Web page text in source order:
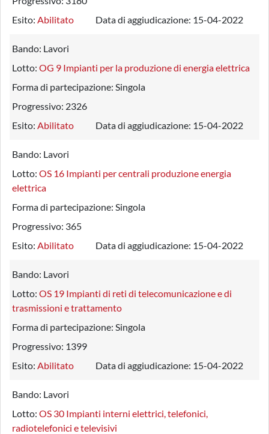
Esito: Abilitato Data di aggiudicazione: 15-04-2022
Bando: Lavori
Lotto: OG 9 Impianti per la produzione di energia elettrica
Forma di partecipazione: Singola
Progressivo: 2326
Esito: Abilitato Data di aggiudicazione: 15-04-2022
Bando: Lavori
Lotto: OS 16 Impianti per centrali produzione energia
elettrica
Forma di partecipazione: Singola
Progressivo: 365
Esito: Abilitato Data di aggiudicazione: 15-04-2022
Bando: Lavori
Lotto: OS 19 Impianti di reti di telecomunicazione e di
trasmissioni e trattamento
Forma di partecipazione: Singola
Progressivo: 1399
Esito: Abilitato Data di aggiudicazione: 15-04-2022
Bando: Lavori
Lotto: OS 30 Impianti interni elettrici, telefonici,
radiotelefonici e televisivi